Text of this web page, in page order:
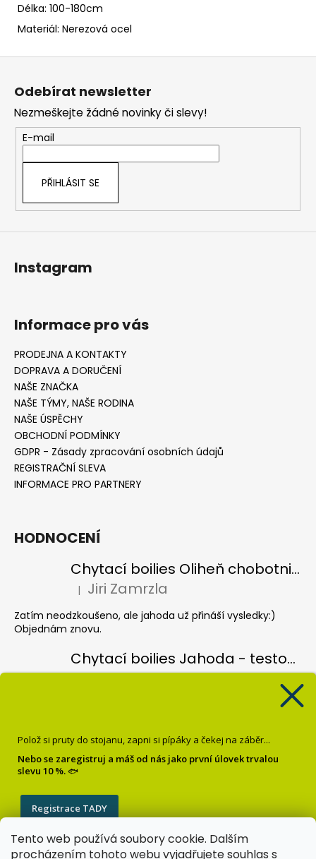
Tento web používá soubory cookie. Dalším
procházením tohoto webu vyjadřujete souhlas s
Délka: 100-180cm
Materiál: Nerezová ocel
Z
Odebírat newsletter
Nezmeškejte žádné novinky či slevy!
E-mail
PŘIHLÁSIT SE
Instagram
Informace pro vás
PRODEJNA A KONTAKTY
DOPRAVA A DORUČENÍ
NAŠE ZNAČKA
NAŠE TÝMY, NAŠE RODINA
NAŠE ÚSPĚCHY
OBCHODNÍ PODMÍNKY
GDPR - Zásady zpracování osobních údajů
REGISTRAČNÍ SLEVA
INFORMACE PRO PARTNERY
HODNOCENÍ
Chytací boilies Oliheň chobotnice - testovací balení
Hodnocení produktu je 5 z 5 hvězdiček.
| Jiri Zamrzla
Zatím neodzkoušeno, ale jahoda už přináší vysledky:)
Objednám znovu.
Chytací boilies Jahoda - testovací balení
Jiri Zamrzla
Koule hezky barevný, vůně nijak intenzivní, čekal bych více
úspěchu, třeba se to poddá.
Pop up Banán
Hodnocení produktu je 5 z 5 hvězdiček.
| Krisztián Sebők
Super
Polož si pruty do stojanu, zapni si pípáky a čekej na záběr...
Nebo se zaregistruj a máš od nás jako první úlovek trvalou
slevu 10 %.🐟
Registrace TADY
Zásady zpracování osobních údajů